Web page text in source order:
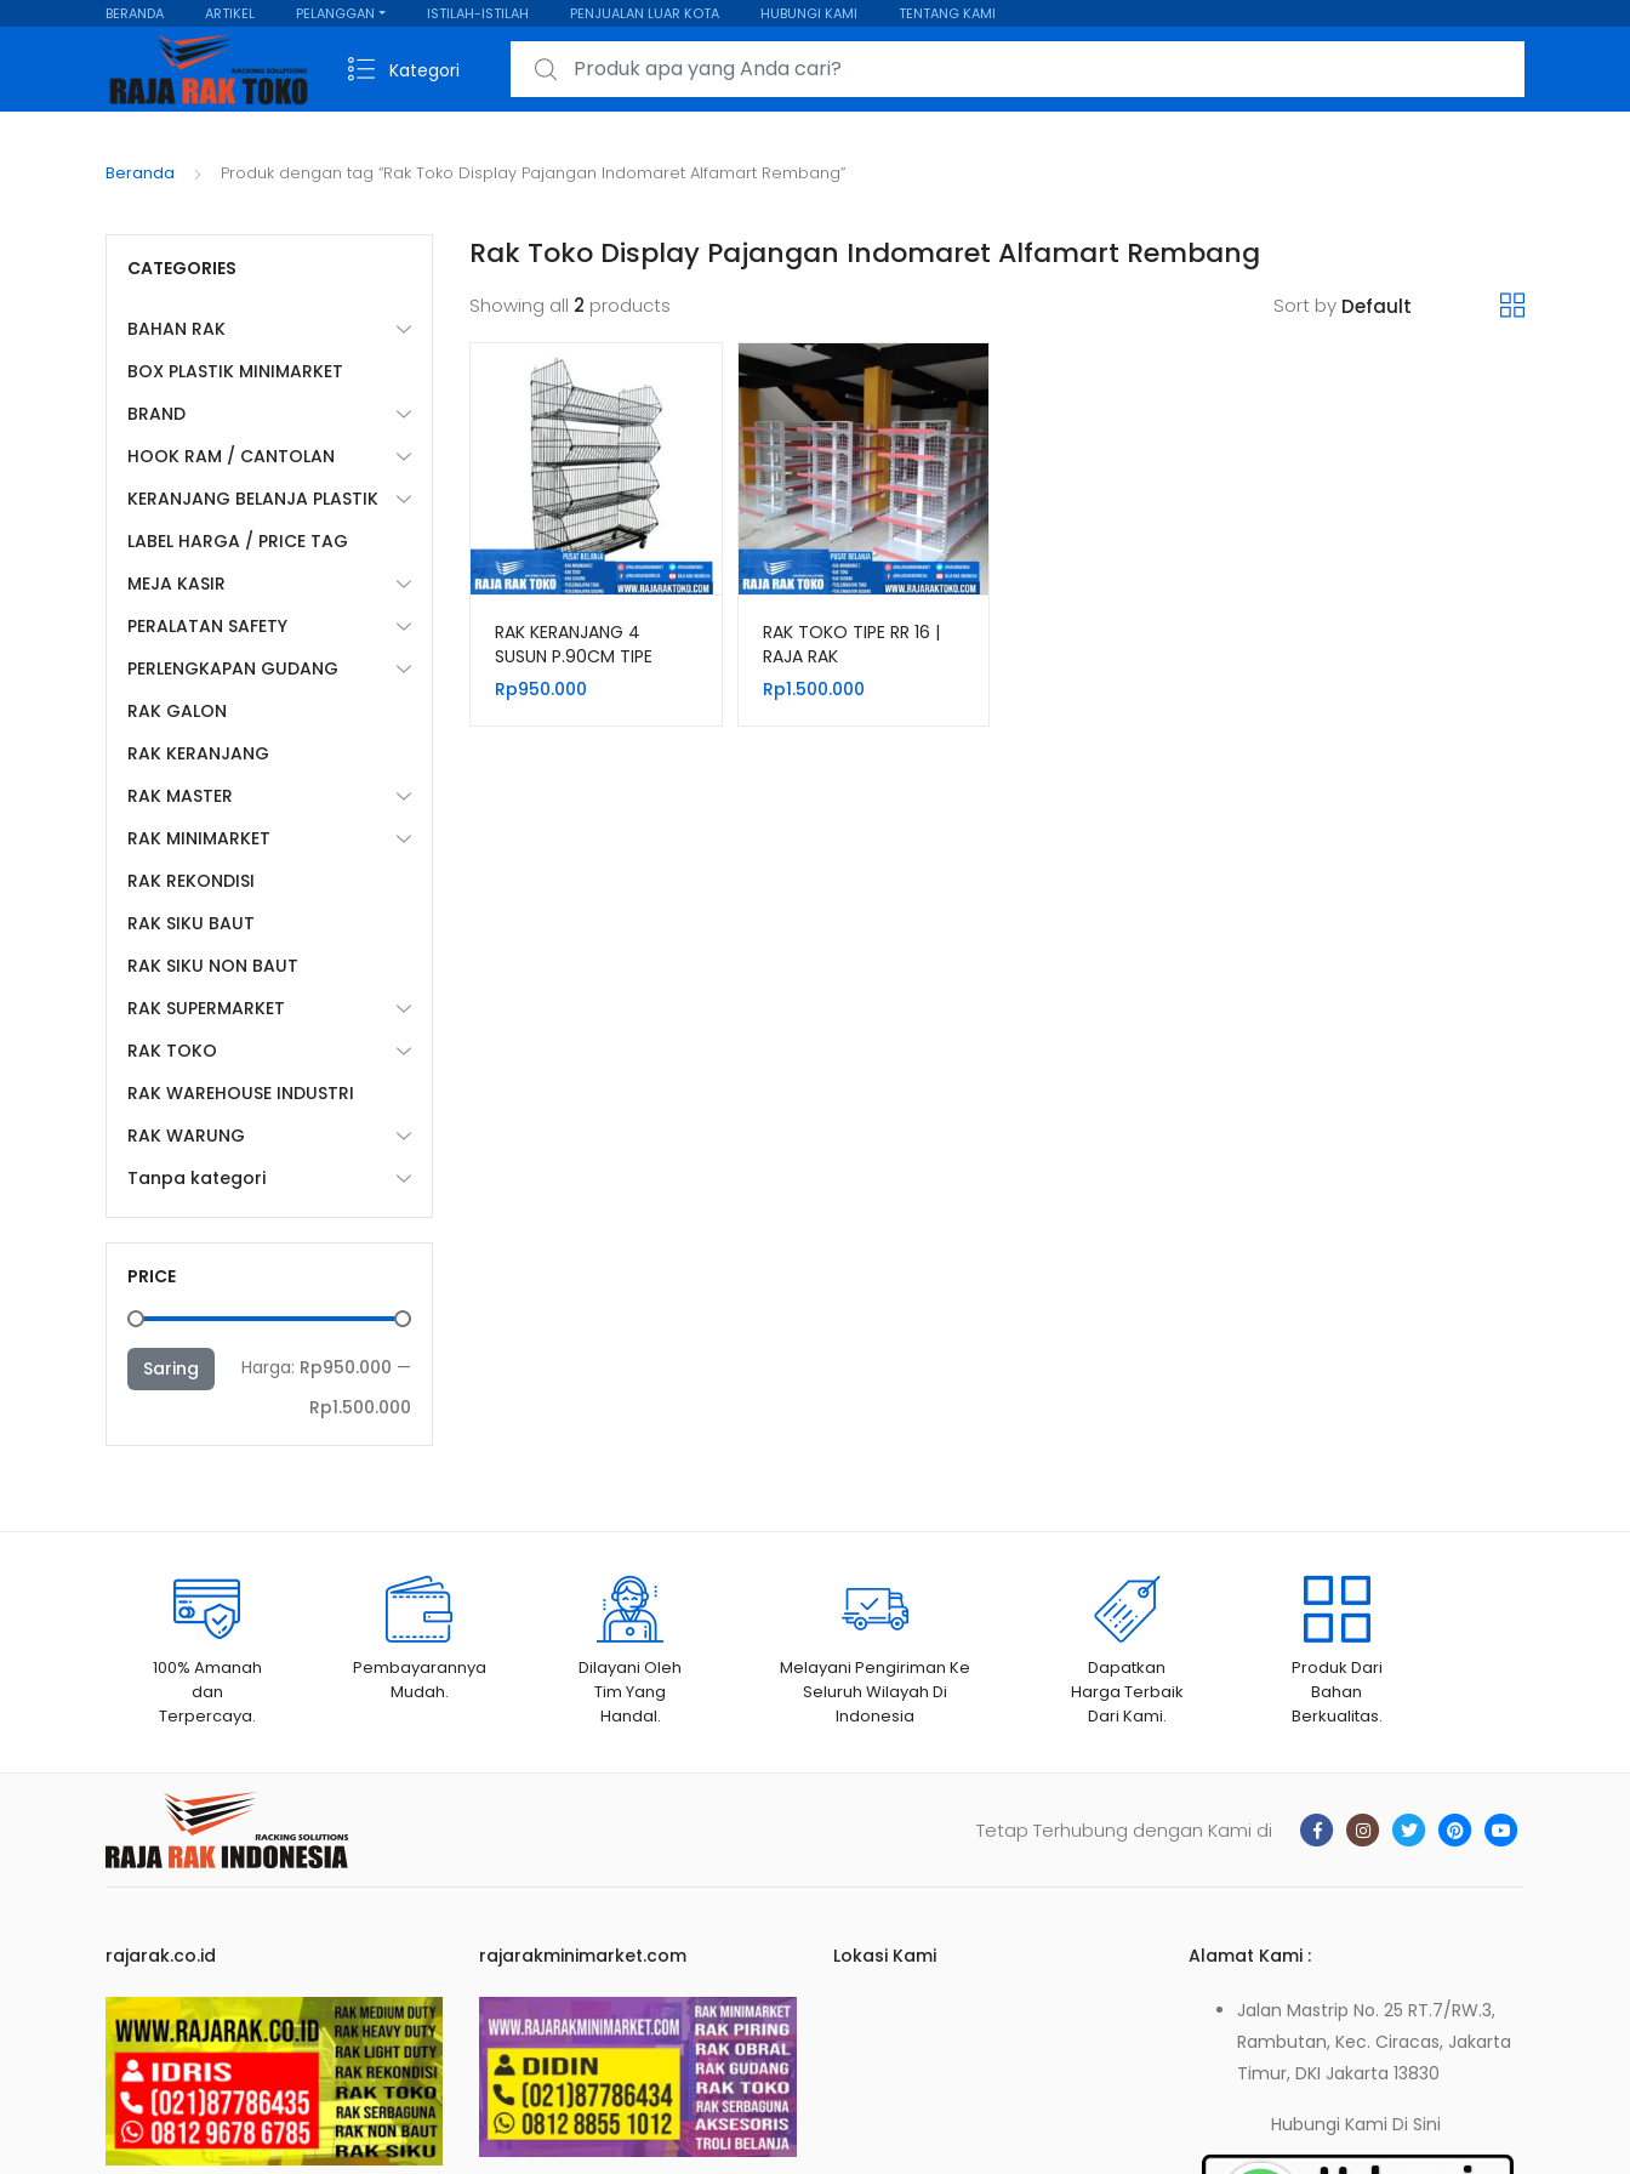
BERANDA ARTIKEL PELANGGAN ISTILAH-ISTILAH PENJUALAN LUAR KOTA HUBUNGI KAMI TENTANG KAMI
Kategori
Search for:
Beranda Produk dengan tag “Rak Toko Display Pajangan Indomaret Alfamart Rembang”
Rak Toko Display Pajangan Indomaret Alfamart Rembang
Showing all 2 products Sort by
RAK KERANJANG 4
SUSUN P.90CM TIPE
RKS90 WARNA HITAM &
PUTIH
Rp950.000
RAK TOKO TIPE RR 16 |
RAJA RAK
Rp1.500.000
CATEGORIES
BAHAN RAK
BOX PLASTIK MINIMARKET
BRAND
HOOK RAM / CANTOLAN
KERANJANG BELANJA PLASTIK
LABEL HARGA / PRICE TAG
MEJA KASIR
PERALATAN SAFETY
PERLENGKAPAN GUDANG
RAK GALON
RAK KERANJANG
RAK MASTER
RAK MINIMARKET
RAK REKONDISI
RAK SIKU BAUT
RAK SIKU NON BAUT
RAK SUPERMARKET
RAK TOKO
RAK WAREHOUSE INDUSTRI
RAK WARUNG
Tanpa kategori
PRICE
Saring Harga: Rp950.000 —
Rp1.500.000
100% Amanah
dan
Terpercaya.
Pembayarannya
Mudah.
Dilayani Oleh
Tim Yang
Handal.
Melayani Pengiriman Ke
Seluruh Wilayah Di
Indonesia
Dapatkan
Harga Terbaik
Dari Kami.
Produk Dari
Bahan
Berkualitas.
Tetap Terhubung dengan Kami di
rajarak.co.id rajarakminimarket.com Lokasi Kami Alamat Kami :
Jalan Mastrip No. 25 RT.7/RW.3,
Rambutan, Kec. Ciracas, Jakarta
Timur, DKI Jakarta 13830
Hubungi KamiDi Sini